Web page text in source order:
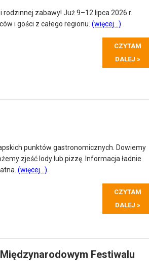
zabawy! Już 9–12 lipca 2026 r.
i gości z całego regionu. (więcej…)
CZYTAM
DALEJ »
punktów gastronomicznych. Dowiemy
zjeść lody lub pizzę. Informacja ładnie
(więcej…)
CZYTAM
DALEJ »
Festiwalu